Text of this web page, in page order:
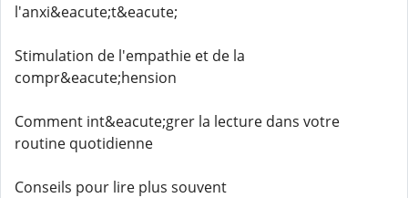
l'anxi&eacute;t&eacute;
Stimulation de l'empathie et de la
compr&eacute;hension
Comment int&eacute;grer la lecture dans votre
routine quotidienne
Conseils pour lire plus souvent